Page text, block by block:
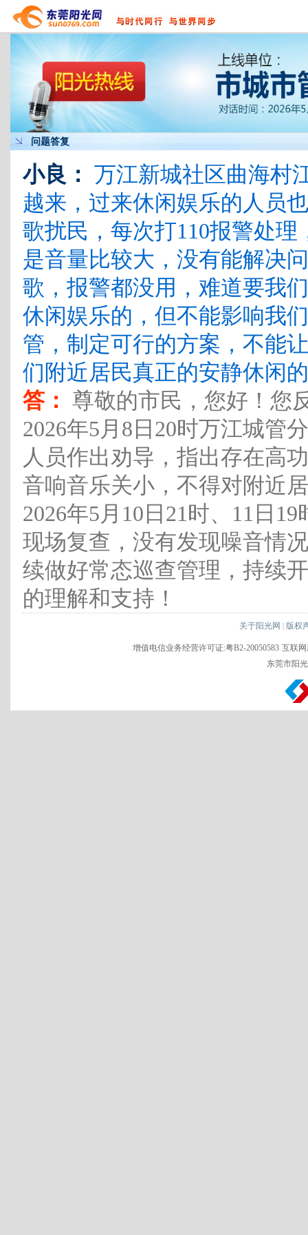
问题答复
小良： 万江新城社区曲海村
越来，过来休闲娱乐的人员
歌扰民，每次打110报警处
是音量比较大，没有能解决
歌，报警都没用，难道要我
休闲娱乐的，但不能影响我
管，制定可行的方案，不能
们附近居民真正的安静休闲
答： 尊敬的市民，您好！您
2026年5月8日20时万江城管
人员作出劝导，指出存在高
音响音乐关小，不得对附近
2026年5月10日21时、11日
现场复查，没有发现噪音情
续做好常态巡查管理，持续
的理解和支持！
关于阳光网 | 版权
增值电信业务经营许可证:粤B2-20050583 互联网
东莞市阳